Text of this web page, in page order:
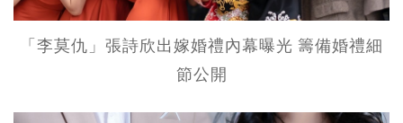
「李莫仇」張詩欣出嫁婚禮內幕曝光 籌備婚禮細
節公開